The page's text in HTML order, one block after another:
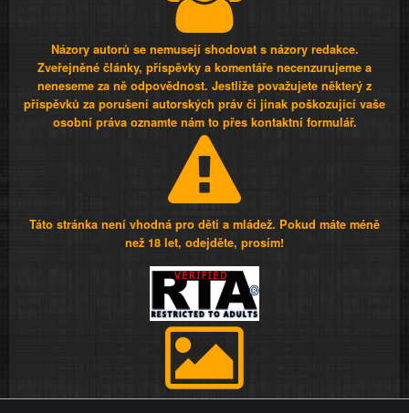
Názory autorů se nemusejí shodovat s názory redakce.
Zveřejněné články, příspěvky a komentáře necenzurujeme a
neneseme za ně odpovědnost. Jestliže považujete některý z
příspěvků za porušení autorských práv či jinak poškozující vaše
osobní práva oznamte nám to přes kontaktní formulář.
Táto stránka není vhodná pro děti a mládež. Pokud máte méně
než 18 let, odejděte, prosím!